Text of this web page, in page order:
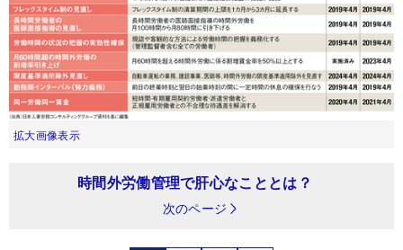
拡大画像表示
時間外労働管理で肝心なこととは？
次のページ